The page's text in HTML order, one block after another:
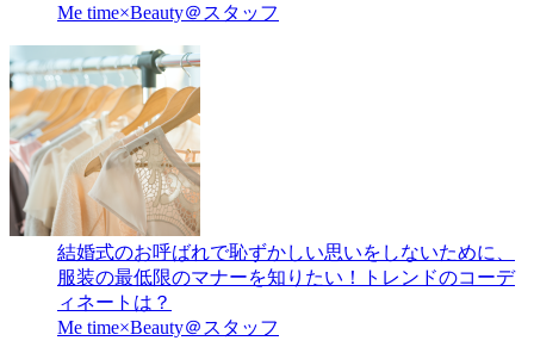
Me time×Beauty＠スタッフ
結婚式のお呼ばれで恥ずかしい思いをしないために、
服装の最低限のマナーを知りたい！トレンドのコーデ
ィネートは？
Me time×Beauty＠スタッフ